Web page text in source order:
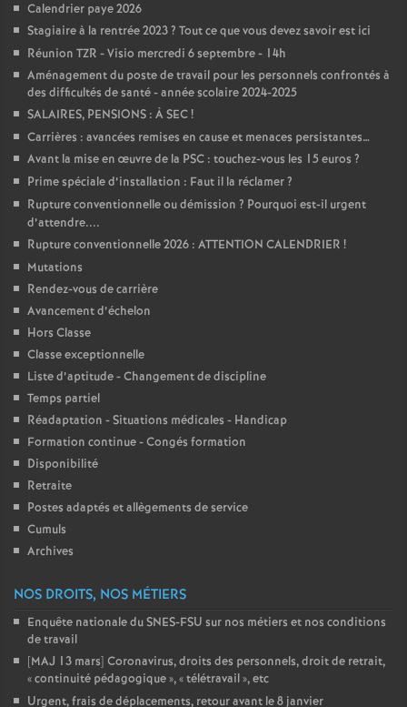
Calendrier paye 2026
Stagiaire à la rentrée 2023? Tout ce que vous devez savoir est ici
Réunion TZR - Visio mercredi 6 septembre - 14h
Aménagement du poste de travail pour les personnels confrontés à
des difficultés de santé - année scolaire 2024-2025
SALAIRES, PENSIONS : À SEC!
Carrières : avancées remises en cause et menaces persistantes…
Avant la mise en œuvre de la PSC : touchez-vous les 15 euros ?
Prime spéciale d’installation : Faut il la réclamer?
Rupture conventionnelle ou démission ? Pourquoi est-il urgent
d’attendre....
Rupture conventionnelle 2026 : ATTENTION CALENDRIER !
Mutations
Rendez-vous de carrière
Avancement d’échelon
Hors Classe
Classe exceptionnelle
Liste d’aptitude - Changement de discipline
Temps partiel
Réadaptation - Situations médicales - Handicap
Formation continue - Congés formation
Disponibilité
Retraite
Postes adaptés et allègements de service
Cumuls
Archives
NOS DROITS, NOS MÉTIERS
Enquête nationale du SNES-FSU sur nos métiers et nos conditions
de travail
[MAJ 13 mars] Coronavirus, droits des personnels, droit de retrait,
«continuité pédagogique», «télétravail», etc
Urgent, frais de déplacements, retour avant le 8 janvier